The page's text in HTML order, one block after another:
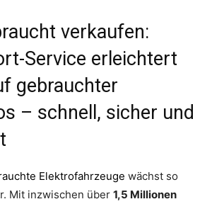
verkaufen:
Service erleichtert
gebrauchter
– schnell, sicher und
Elektrofahrzeuge wächst so
Mit inzwischen über 1,5 Millionen